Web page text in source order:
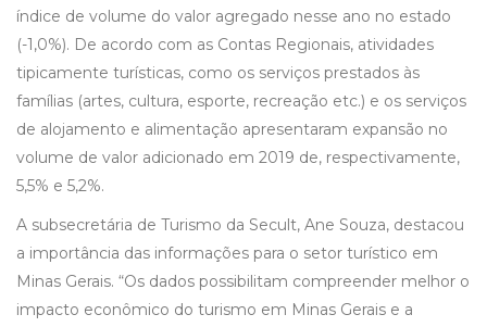
índice de volume do valor agregado nesse ano no estado
(-1,0%). De acordo com as Contas Regionais, atividades
tipicamente turísticas, como os serviços prestados às
famílias (artes, cultura, esporte, recreação etc.) e os serviços
de alojamento e alimentação apresentaram expansão no
volume de valor adicionado em 2019 de, respectivamente,
5,5% e 5,2%.
A subsecretária de Turismo da Secult, Ane Souza, destacou
a importância das informações para o setor turístico em
Minas Gerais. “Os dados possibilitam compreender melhor o
impacto econômico do turismo em Minas Gerais e a